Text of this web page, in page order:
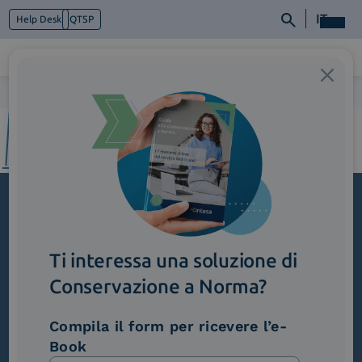
Help Desk QTSP IT
Cosa facciamo
2_Automotive&Manufacturing
Iscriviti alla newsletter
Novità, iniziative ed eventi dal mondo della
trasformazione digitale.
Ti interessa una soluzione di
Conservazione a Norma?
Compila il form per ricevere l’e-
Book